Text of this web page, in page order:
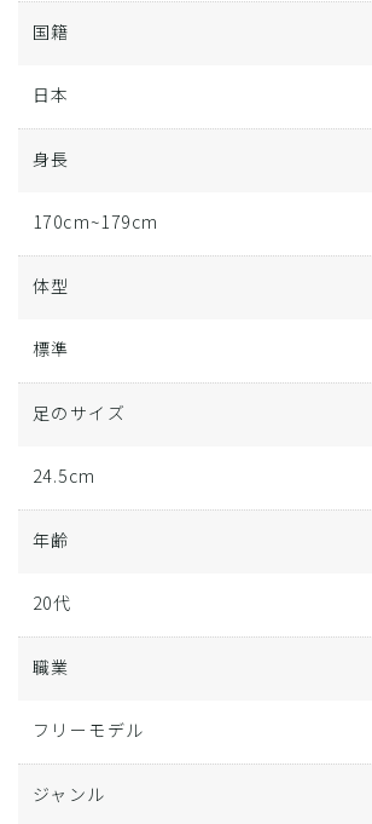
国籍
日本
身長
170cm~179cm
体型
標準
足のサイズ
24.5cm
年齢
20代
職業
フリーモデル
ジャンル